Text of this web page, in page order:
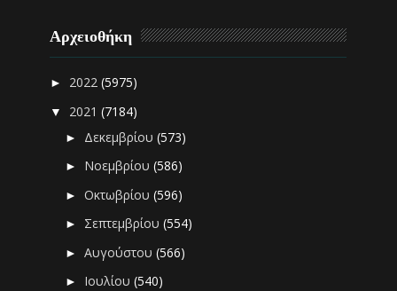
Αρχειοθήκη
► 2022(5975)
▼ 2021(7184)
► Δεκεμβρίου(573)
► Νοεμβρίου(586)
►Οκτωβρίου(596)
► Σεπτεμβρίου(554)
►Αυγούστου(566)
► Ιουλίου(540)